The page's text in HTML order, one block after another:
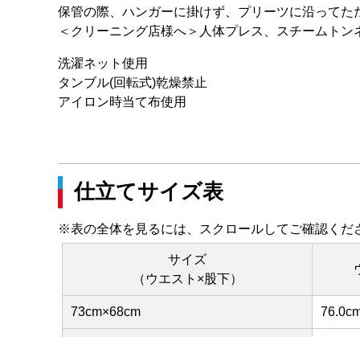
保管の際、ハンガーに掛けず、プリーツに沿ってた
＜クリーニング店様へ＞人体プレス、スチームト
洗濯ネット使用
タンブル(回転式)乾燥禁止
アイロン時当て布使用
仕立てサイズ表
※表の全体を見るには、スクロールしてご確認くだ
サイズ
（ウエスト×股下）
73cm×68cm